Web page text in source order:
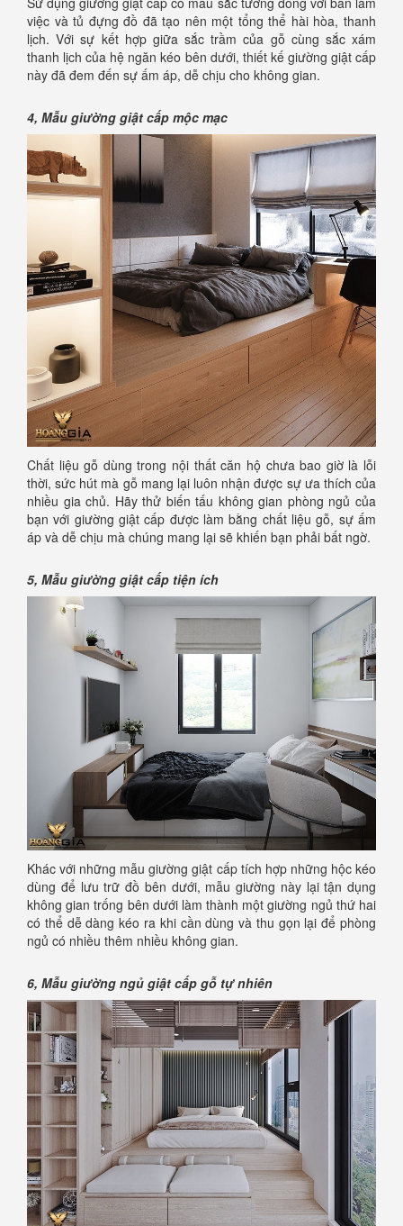
việc và tủ đựng đồ đã tạo nên một tổng thể hài hòa, thanh
lịch. Với sự kết hợp giữa sắc trầm của gỗ cùng sắc xám
thanh lịch của hệ ngăn kéo bên dưới, thiết kế giường giật cấp
này đã đem đến sự ấm áp, dễ chịu cho không gian.
4, Mẫu giường giật cấp mộc mạc
Chất liệu gỗ dùng trong nội thất căn hộ chưa bao giờ là lỗi
thời, sức hút mà gỗ mang lại luôn nhận được sự ưa thích của
nhiều gia chủ. Hãy thử biến tấu không gian phòng ngủ của
bạn với giường giật cấp được làm bằng chất liệu gỗ, sự ấm
áp và dễ chịu mà chúng mang lại sẽ khiến bạn phải bất ngờ.
5, Mẫu giường giật cấp tiện ích
Khác với những mẫu giường giật cấp tích hợp những hộc kéo
dùng để lưu trữ đồ bên dưới, mẫu giường này lại tận dụng
không gian trống bên dưới làm thành một giường ngủ thứ hai
có thể dễ dàng kéo ra khi cần dùng và thu gọn lại để phòng
ngủ có nhiều thêm nhiều không gian.
6, Mẫu giường ngủ giật cấp gỗ tự nhiên